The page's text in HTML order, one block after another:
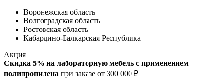
Воронежская область
Волгоградская область
Ростовская область
Кабардино-Балкарская Республика
Акция
Скидка 5% на лабораторную мебель с применением
полипропилена при заказе от 300 000 ₽